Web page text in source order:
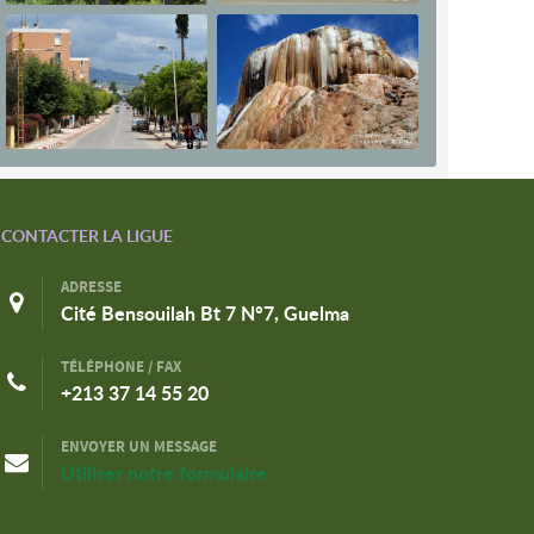
CONTACTER LA LIGUE
ADRESSE
Cité Bensouilah Bt 7 N°7, Guelma
TÉLÉPHONE / FAX
+213 37 14 55 20
ENVOYER UN MESSAGE
Utiliser notre formulaire